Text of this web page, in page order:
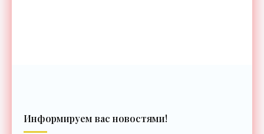
Информируем вас новостями!